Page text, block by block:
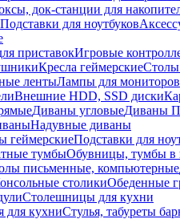
док-станции для
Подставки для ноутбуков
приставокИгровые
Кресла геймерскиеСтолы
лентыЛампы для мониторов
Внешние HDD, SSD диски
Диваны угловыеДиваны
Надувные диваны
геймерскиеПодставки для
тумбыОбувницы, тумбы в
письменные, компьютерные
столикиОбеденные
Столешницы для кухни
для кухниСтулья, табуреты